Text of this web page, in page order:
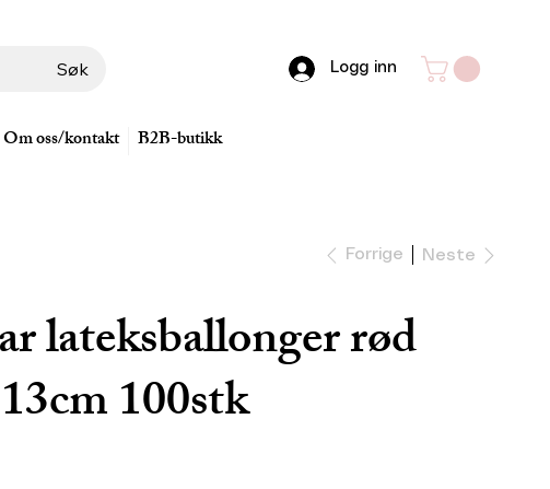
Søk
Om oss/kontakt B2B-butikk
Logg inn
Forrige Neste
lateksballonger rød
100stk